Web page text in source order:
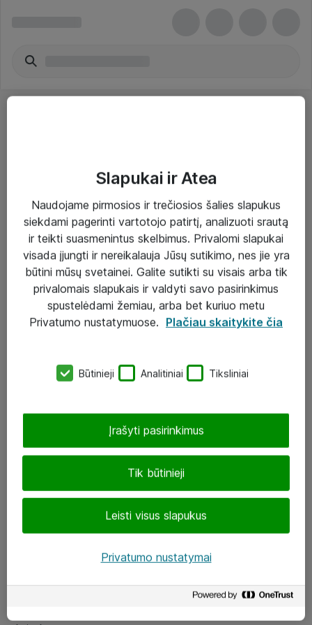
Paslaugos
Sprendimai
Įgyvendinti projektai
Atea ekspertų patarimai verslui
eShop@atea.lt
LinkedIn
Slapukai ir Atea
Naudojame pirmosios ir trečiosios šalies slapukus
siekdami pagerinti vartotojo patirtį, analizuoti srautą
ir teikti suasmenintus skelbimus. Privalomi slapukai
visada įjungti ir nereikalauja Jūsų sutikimo, nes jie yra
būtini mūsų svetainei. Galite sutikti su visais arba tik
privalomais slapukais ir valdyti savo pasirinkimus
spustelėdami žemiau, arba bet kuriuo metu
Privatumo nustatymuose. Plačiau skaitykite čia
Būtinieji Analitiniai Tiksliniai
Tik būtinieji
Leisti visus slapukus
Įrašyti pasirinkimus
Privatumo nustatymai